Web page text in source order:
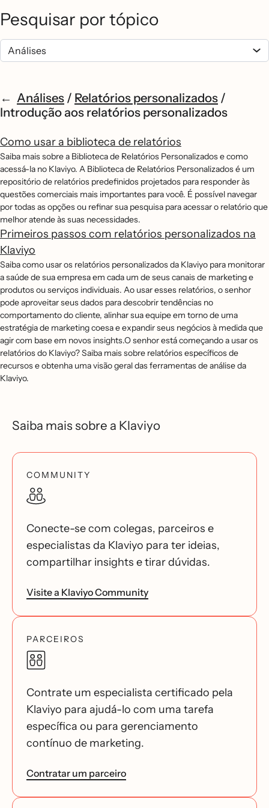
Pesquisar por tópico
Análises / Relatórios personalizados /
Introdução aos relatórios personalizados
Como usar a biblioteca de relatórios
Saiba mais sobre a Biblioteca de Relatórios Personalizados e como
acessá-la no Klaviyo. A Biblioteca de Relatórios Personalizados é um
repositório de relatórios predefinidos projetados para responder às
questões comerciais mais importantes para você. É possível navegar
por todas as opções ou refinar sua pesquisa para acessar o relatório que
melhor atende às suas necessidades.
Primeiros passos com relatórios personalizados na
Klaviyo
Saiba como usar os relatórios personalizados da Klaviyo para monitorar
a saúde de sua empresa em cada um de seus canais de marketing e
produtos ou serviços individuais. Ao usar esses relatórios, o senhor
pode aproveitar seus dados para descobrir tendências no
comportamento do cliente, alinhar sua equipe em torno de uma
estratégia de marketing coesa e expandir seus negócios à medida que
agir com base em novos insights.O senhor está começando a usar os
relatórios do Klaviyo? Saiba mais sobre relatórios específicos de
recursos e obtenha uma visão geral das ferramentas de análise da
Klaviyo.
Saiba mais sobre a Klaviyo
COMMUNITY
Conecte-se com colegas, parceiros e
especialistas da Klaviyo para ter ideias,
compartilhar insights e tirar dúvidas.
Visite a Klaviyo Community
PARCEIROS
Contrate um especialista certificado pela
Klaviyo para ajudá-lo com uma tarefa
específica ou para gerenciamento
contínuo de marketing.
Contratar um parceiro